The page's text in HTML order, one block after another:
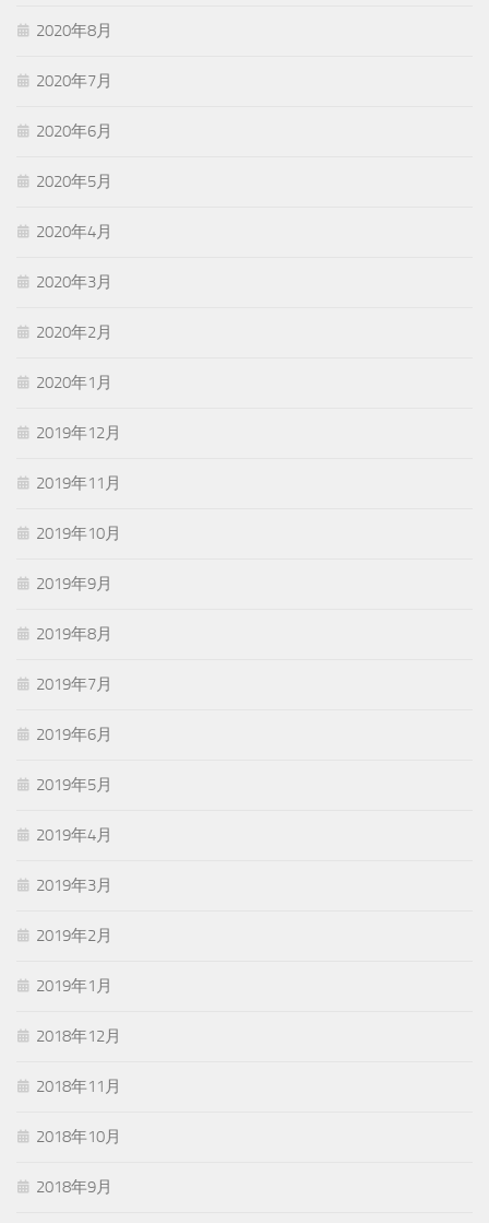
2020年8月
2020年7月
2020年6月
2020年5月
2020年4月
2020年3月
2020年2月
2020年1月
2019年12月
2019年11月
2019年10月
2019年9月
2019年8月
2019年7月
2019年6月
2019年5月
2019年4月
2019年3月
2019年2月
2019年1月
2018年12月
2018年11月
2018年10月
2018年9月